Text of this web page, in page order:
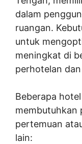
dalam
ruangan.
untuk
meningkat di
perhotelan
Beberapa
membutuhkan
pertemuan
lain: